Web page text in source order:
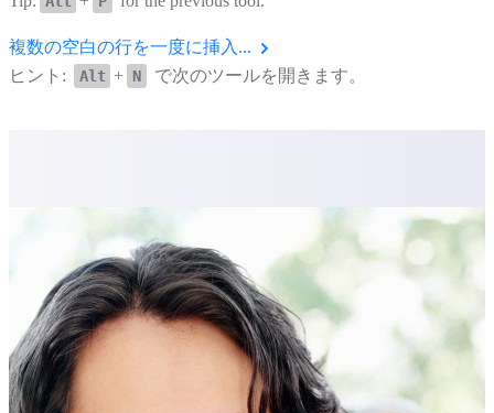
複数の空白の行を一度に挿入...
ヒント:
Alt + N で次のツールを開きます。